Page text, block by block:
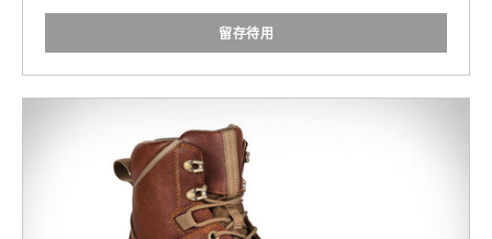
留存待用